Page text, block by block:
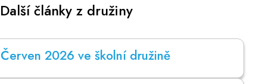
Další články z družiny
Červen 2026 ve školní družině